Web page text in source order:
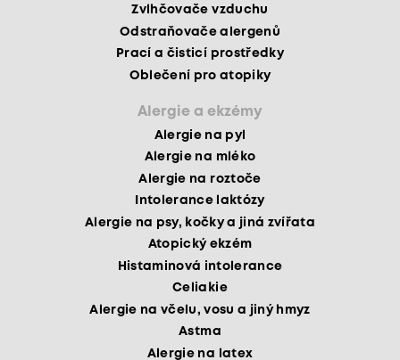
Zvlhčovače vzduchu
Odstraňovače alergenů
Prací a čisticí prostředky
Oblečení pro atopiky
Alergie a ekzémy
Alergie na pyl
Alergie na mléko
Alergie na roztoče
Intolerance laktózy
Alergie na psy, kočky a jiná zvířata
Atopický ekzém
Histaminová intolerance
Celiakie
Alergie na včelu, vosu a jiný hmyz
Astma
Alergie na latex